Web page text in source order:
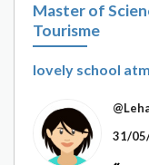
Master of
Tourisme
lovely school
31/